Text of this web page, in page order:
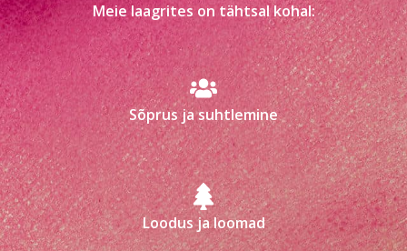
Meie laagrites on tähtsal kohal:
Sõprus ja suhtlemine
Loodus ja loomad